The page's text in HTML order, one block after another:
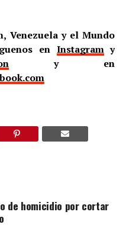
Venezuela y el Mundo
en Instagramy
y en
de homicidio por cortar